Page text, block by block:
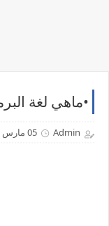
•ماهي لغة
Admin 05 مارس 2021